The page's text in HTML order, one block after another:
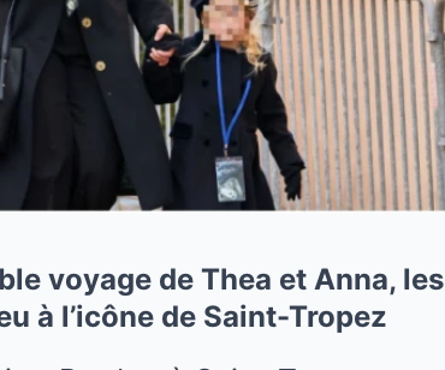
voyage de Thea et Anna, les
à l’icône de Saint-Tropez